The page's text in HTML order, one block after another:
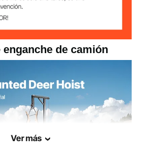
enganche de camión
Ver más